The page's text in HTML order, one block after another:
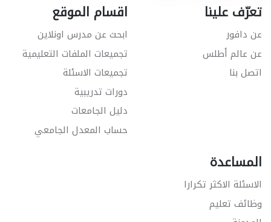
تعرّف علينا
عن دافور
عن عالم أطلس
اتصل بنا
اقسام الموقع
ابحث عن مدرس اونلاين
تجميعات الملفات التعليمية
تجميعات الاسئلة
دورات تدريبية
دليل الجامعات
حساب المعدل الجامعي
المساعدة
الاسئلة الاكثر تكرارا
وظائف تعليم